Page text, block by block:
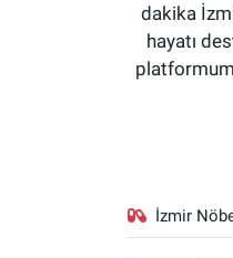
dakika
hayatı
İzmir